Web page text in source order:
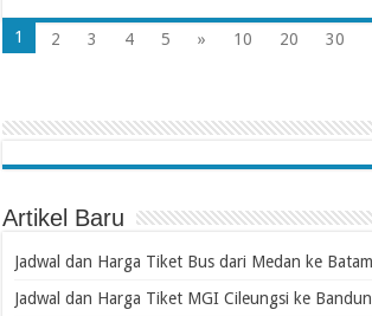
1 2 3 4 5 » 10 20 30
Artikel Baru
Jadwal dan Harga Tiket Bus dari Medan ke Batam
Jadwal dan Harga Tiket MGI Cileungsi ke